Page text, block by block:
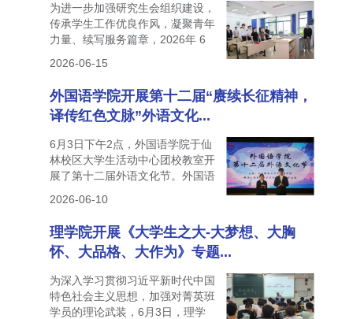
为进一步加强研究生会组织建设，
传承学生工作优良作风，凝聚青年
力量、续写服务篇章，2026年 6
2026-06-15
外国语学院开展第十二届“赓续长征精神，
译传红色文脉”外语文化...
6月3日下午2点，外国语学院于仙
林校区大学生活动中心团校教室开
展了第十二届外语文化节。外国语
2026-06-10
理学院开展《大学生之大-大梦想、大胸
怀、大品格、大作为》专题...
为深入学习贯彻习近平新时代中国
特色社会主义思想，加强对菁英班
学员的理论武装，6月3日，理学